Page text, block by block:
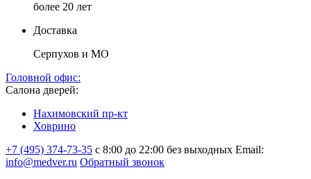
более 20 лет
Доставка
Серпухов и МО
Головной офис:
Салона дверей:
Нахимовский пр-кт
Ховрино
+7 (495) 374-73-35 с 8:00 до 22:00 без выходных Email:
info@medver.ru Обратный звонок